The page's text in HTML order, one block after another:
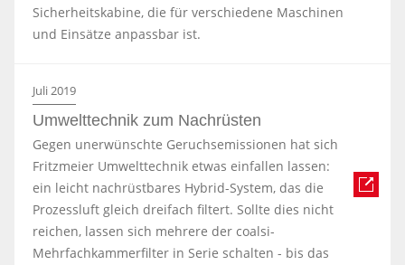
Sicherheitskabine, die für verschiedene Maschinen
und Einsätze anpassbar ist.
Juli 2019
Umwelttechnik zum Nachrüsten
Gegen unerwünschte Geruchsemissionen hat sich
Fritzmeier Umwelttechnik etwas einfallen lassen:
ein leicht nachrüstbares Hybrid-System, das die
Prozessluft gleich dreifach filtert. Sollte dies nicht
reichen, lassen sich mehrere der coalsi-
Mehrfachkammerfilter in Serie schalten - bis das